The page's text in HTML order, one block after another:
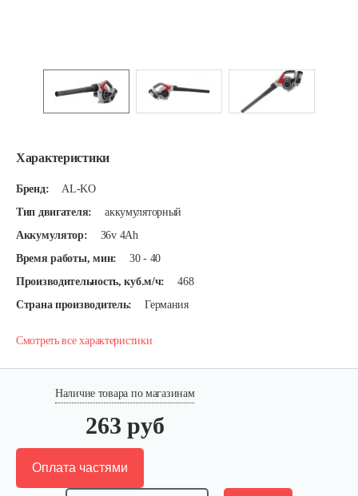
Характеристики
Бренд:
AL-KO
Тип двигателя:
аккумуляторный
Аккумулятор:
36v 4Ah
Время работы, мин:
30 - 40
Производительность, куб.м/ч:
468
Страна производитель:
Германия
Смотреть все характеристики
263 руб
Наличие товара по магазинам
Оплата частями